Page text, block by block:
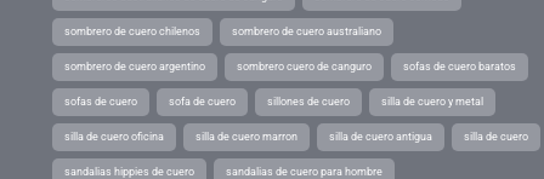
sombrero de cuero chilenos sombrero de cuero australiano
sombrero de cuero argentino sombrero cuero de canguro sofas de cuero baratos
sofas de cuero sofa de cuero sillones de cuero silla de cuero y metal
silla de cuero oficina silla de cuero marron silla de cuero antigua silla de cuero
sandalias hippies de cuero sandalias de cuero para hombre